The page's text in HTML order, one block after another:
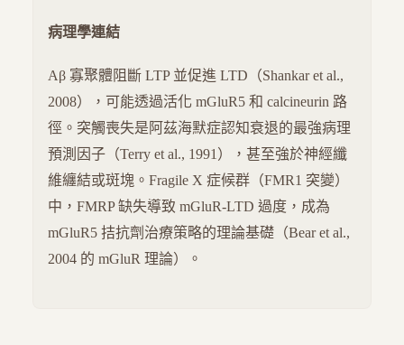
病理學連結
Aβ 寡聚體阻斷 LTP 並促進 LTD（Shankar et al.,
2008），可能透過活化 mGluR5 和 calcineurin 路
徑。突觸喪失是阿茲海默症認知衰退的最強病理
預測因子（Terry et al., 1991），甚至強於神經纖
維纏結或斑塊。Fragile X 症候群（FMR1 突變）
中，FMRP 缺失導致 mGluR-LTD 過度，成為
mGluR5 拮抗劑治療策略的理論基礎（Bear et al.,
2004 的 mGluR 理論）。